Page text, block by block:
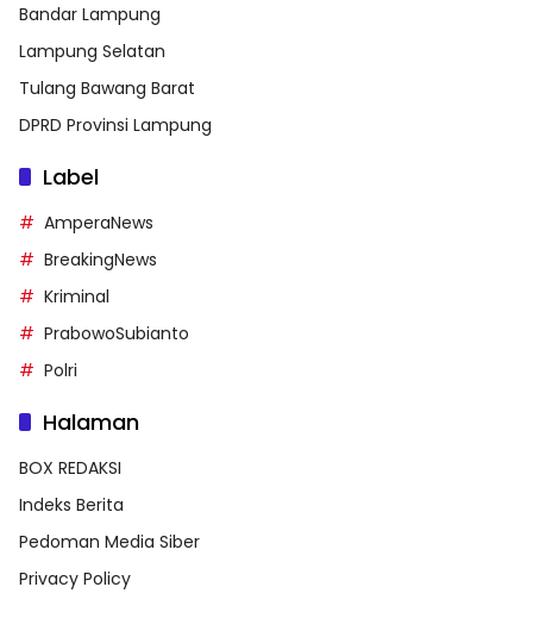
Bandar Lampung
Lampung Selatan
Tulang Bawang Barat
DPRD Provinsi Lampung
Label
AmperaNews
BreakingNews
Kriminal
PrabowoSubianto
Polri
Halaman
BOX REDAKSI
Indeks Berita
Pedoman Media Siber
Privacy Policy